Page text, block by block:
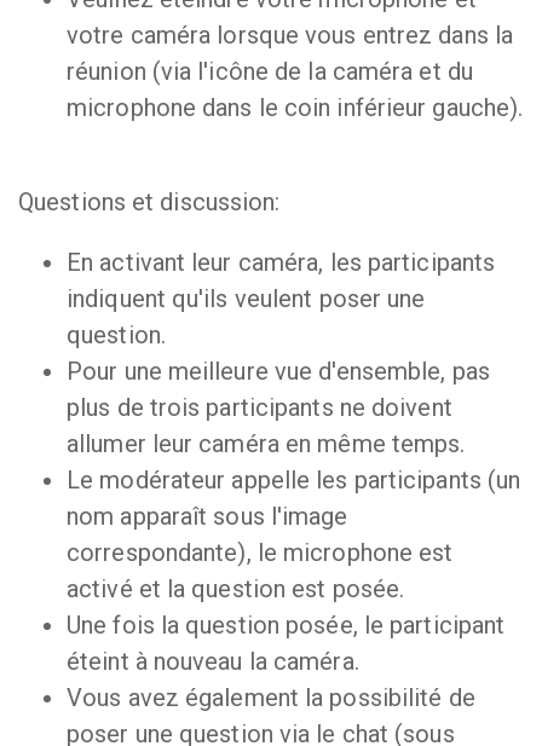
votre caméra lorsque vous entrez dans la
réunion (via l'icône de la caméra et du
microphone dans le coin inférieur gauche).
Questions et discussion:
En activant leur caméra, les participants
indiquent qu'ils veulent poser une
question.
Pour une meilleure vue d'ensemble, pas
plus de trois participants ne doivent
allumer leur caméra en même temps.
Le modérateur appelle les participants (un
nom apparaît sous l'image
correspondante), le microphone est
activé et la question est posée.
Une fois la question posée, le participant
éteint à nouveau la caméra.
Vous avez également la possibilité de
poser une question via le chat (sous